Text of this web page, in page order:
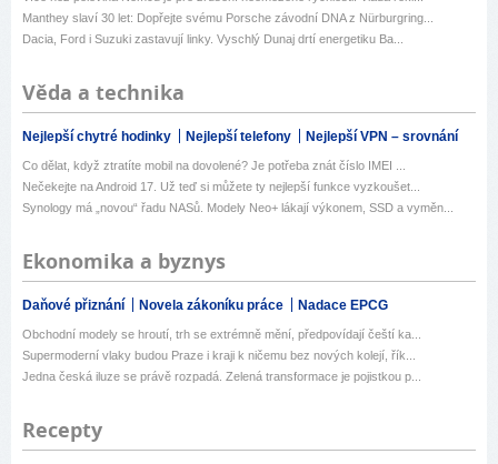
Manthey slaví 30 let: Dopřejte svému Porsche závodní DNA z Nürburgring...
Dacia, Ford i Suzuki zastavují linky. Vyschlý Dunaj drtí energetiku Ba...
Věda a technika
Nejlepší chytré hodinky Nejlepší telefony Nejlepší VPN – srovnání
Co dělat, když ztratíte mobil na dovolené? Je potřeba znát číslo IMEI ...
Nečekejte na Android 17. Už teď si můžete ty nejlepší funkce vyzkoušet...
Synology má „novou“ řadu NASů. Modely Neo+ lákají výkonem, SSD a vyměn...
Ekonomika a byznys
Daňové přiznání Novela zákoníku práce Nadace EPCG
Obchodní modely se hroutí, trh se extrémně mění, předpovídají čeští ka...
Supermoderní vlaky budou Praze i kraji k ničemu bez nových kolejí, řík...
Jedna česká iluze se právě rozpadá. Zelená transformace je pojistkou p...
Recepty